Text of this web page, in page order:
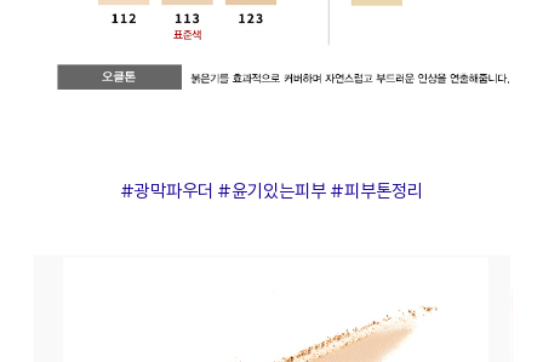
#광막파우더 #윤기있는피부 #피부톤정리